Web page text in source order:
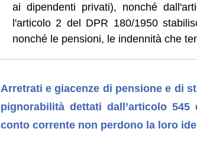
ai dipendenti privati), nonché
l'articolo 2 del DPR 180/1950
nonché le pensioni, le indennità che
Arretrati e giacenze di pensione e di
pignorabilità dettati dall’articolo
conto corrente non perdono la loro